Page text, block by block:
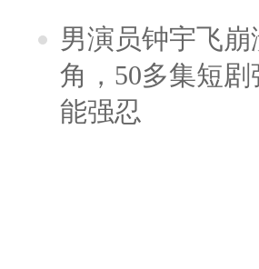
男演员钟宇飞
角，50多集短
能强忍